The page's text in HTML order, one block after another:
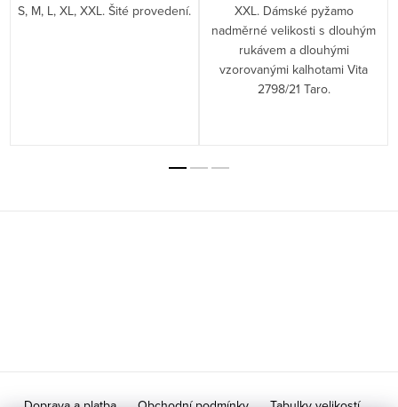
S, M, L, XL, XXL. Šité provedení.
XXL. Dámské pyžamo
nadměrné velikosti s dlouhým
rukávem a dlouhými
vzorovanými kalhotami Vita
2798/21 Taro.